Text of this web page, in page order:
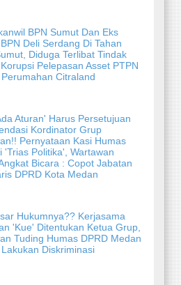
BPN Sumut Dan Eks
Deli Serdang Di Tahan
Diduga Terlibat Tindak
Pelepasan Asset PTPN
Citraland
Aturan' Harus Persetujuan
Kordinator Grup
Pernyataan Kasi Humas
'Trias Politika', Wartawan
Bicara : Copot Jabatan
DPRD Kota Medan
Hukumnya?? Kerjasama
'Kue' Ditentukan Ketua Grup,
Tuding Humas DPRD Medan
Diskriminasi